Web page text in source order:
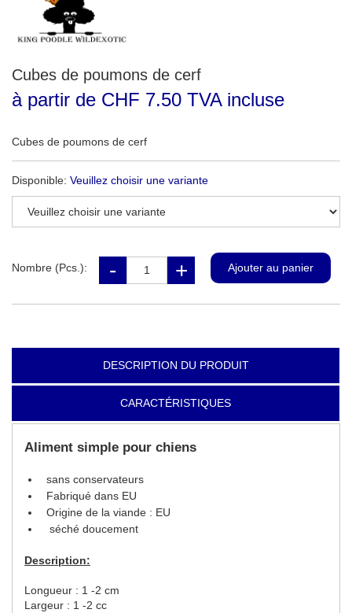
Cubes de poumons de cerf
à partir de CHF 7.50 TVA incluse
Cubes de poumons de cerf
Disponible: Veuillez choisir une variante
Nombre (Pcs.):
DESCRIPTION DU PRODUIT
CARACTÉRISTIQUES
Aliment simple pour chiens
sans conservateurs
Fabriqué dans EU
Origine de la viande : EU
séché doucement
Description:
Longueur : 1 -2 cm
Largeur : 1 -2 cc